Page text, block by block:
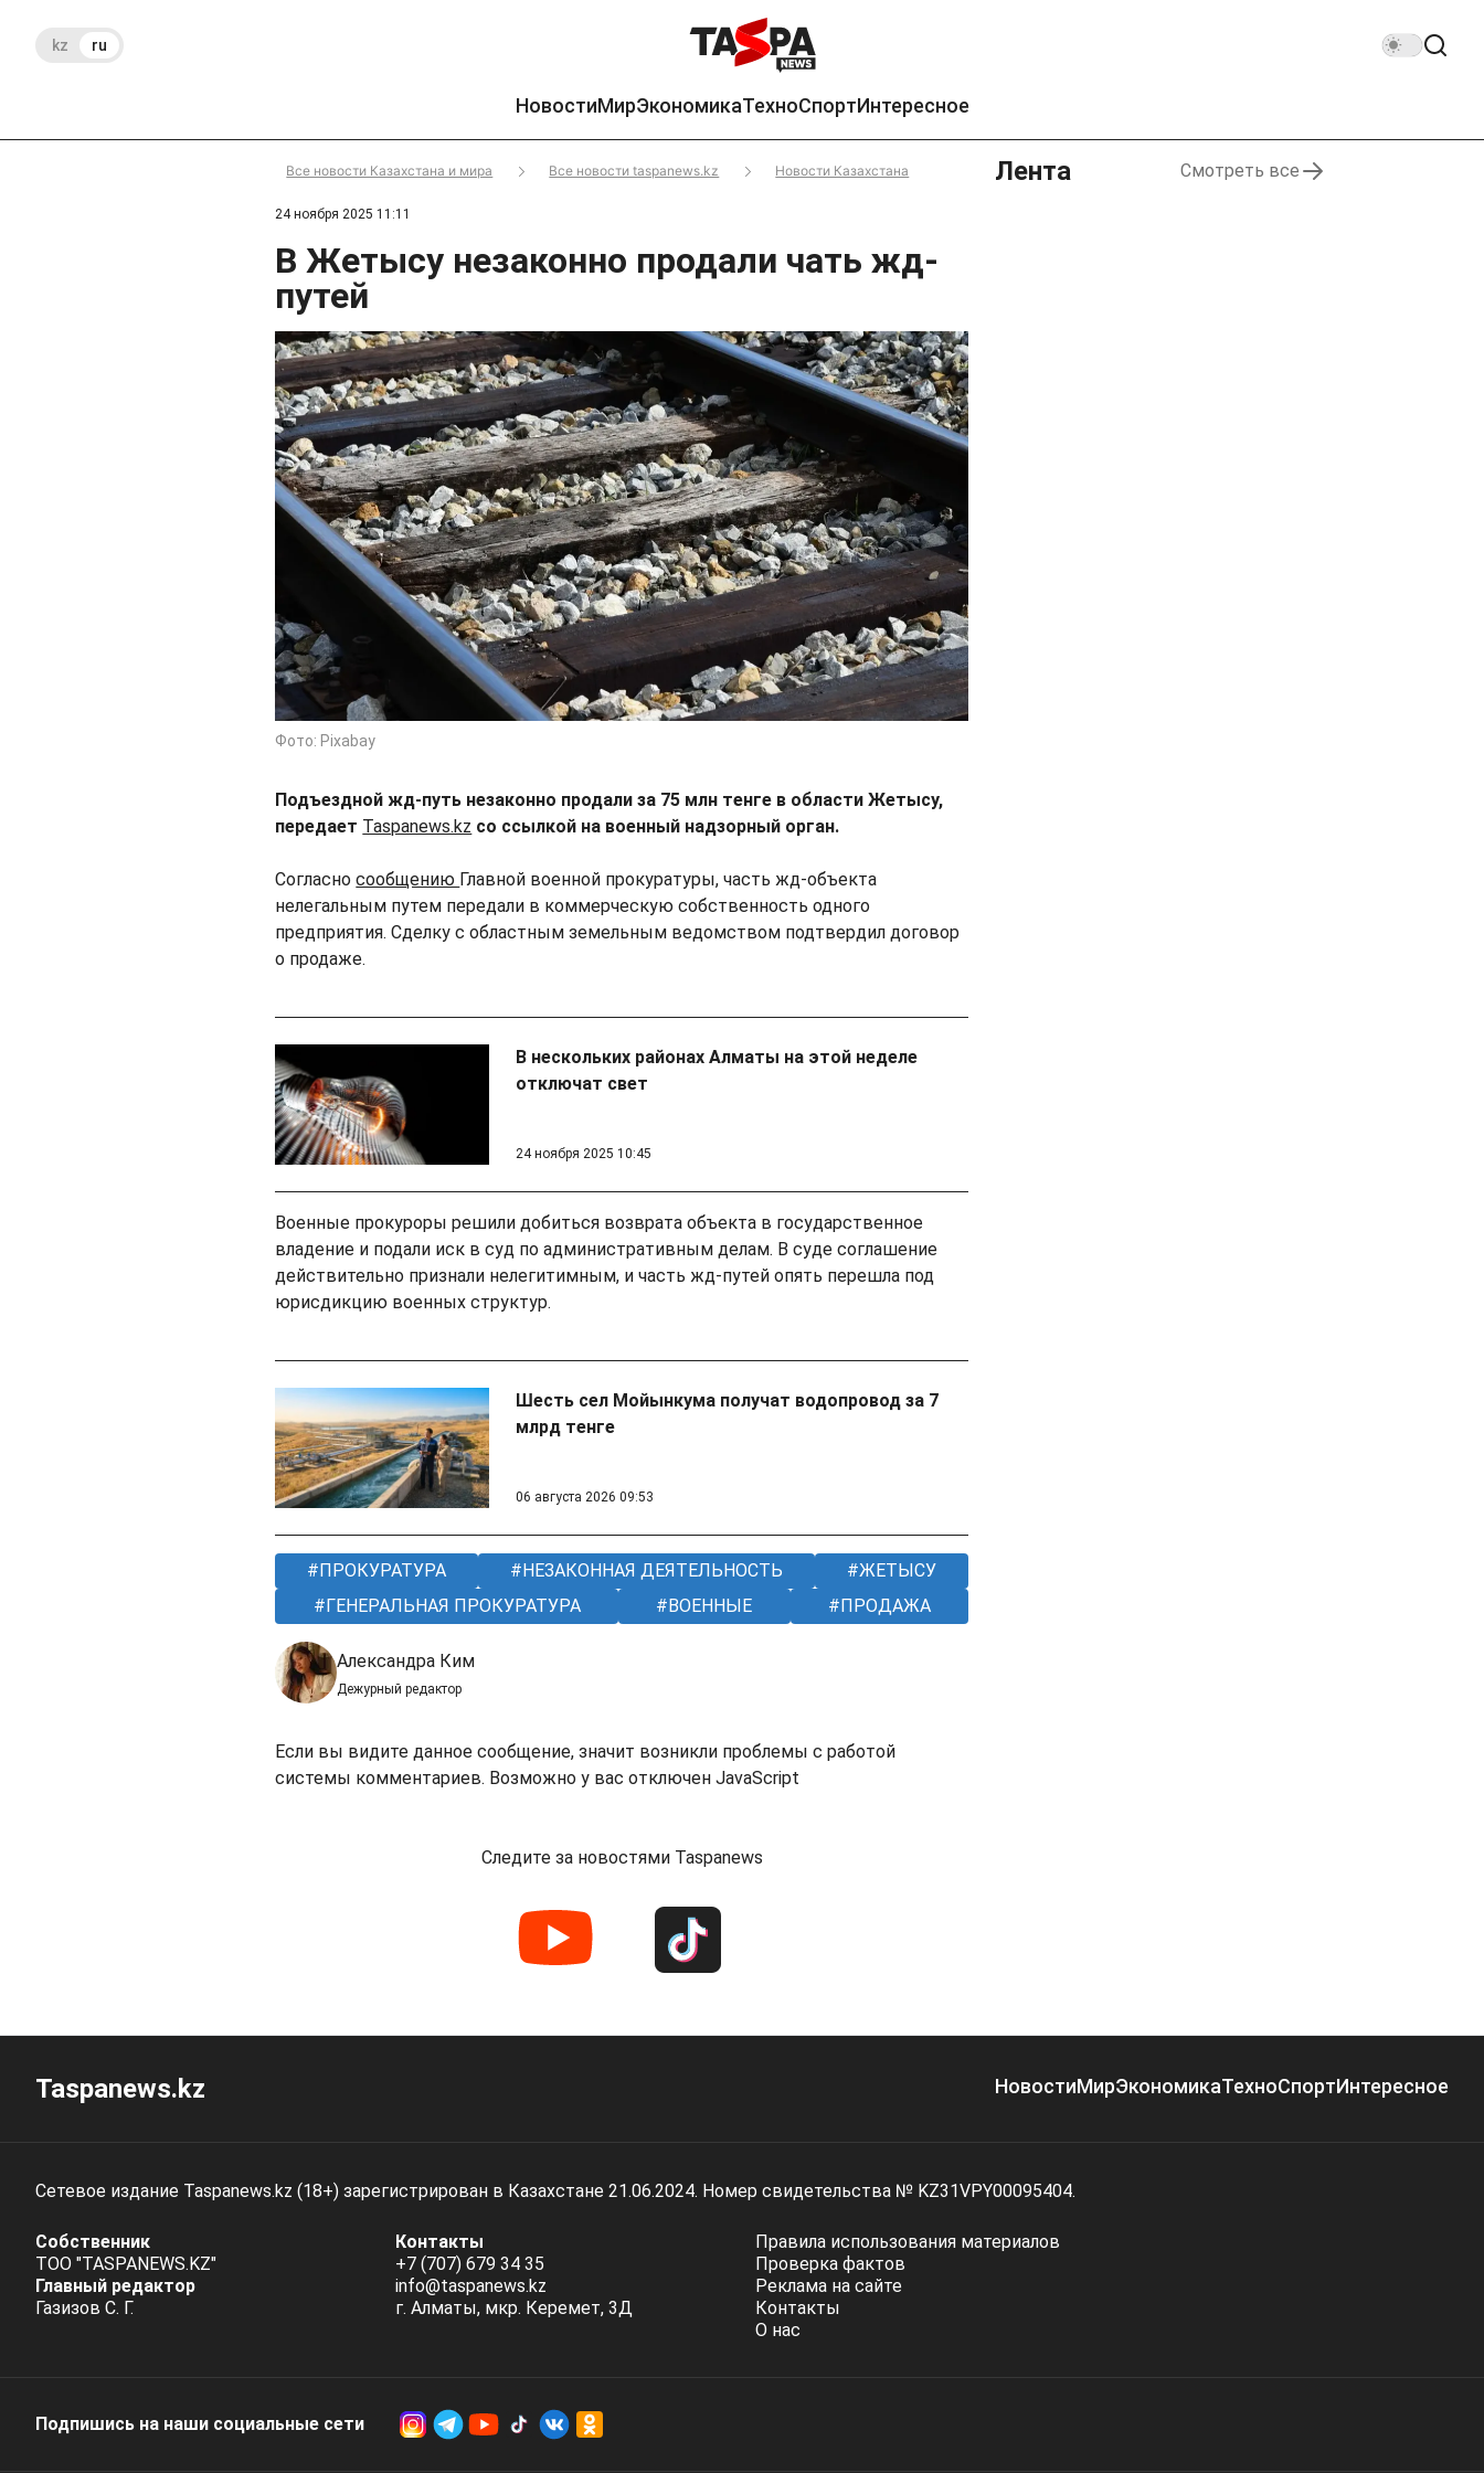
kz ru
НовостиМирЭкономикаТехноСпортИнтересное
Все новости Казахстана и мира Все новости taspanews.kz Новости Казахстана
24 ноября 2025 11:11
В Жетысу незаконно продали чать жд-
путей
Фото: Pixabay
Подъездной жд-путь незаконно продали за 75 млн тенге в области Жетысу,
передает Taspanews.kz со ссылкой на военный надзорный орган.
Согласносообщению Главной военной прокуратуры, часть жд-объекта
нелегальным путем передали в коммерческую собственность одного
предприятия. Сделку с областным земельным ведомством подтвердил договор
о продаже.
В нескольких районах Алматы на этой неделе
отключат свет
24 ноября 2025 10:45
Военные прокуроры решили добиться возврата объекта в государственное
владение и подали иск в суд по административным делам. В суде соглашение
действительно признали нелегитимным, и часть жд-путей опять перешла под
юрисдикцию военных структур.
Шесть сел Мойынкума получат водопровод за 7
млрд тенге
06 августа 2026 09:53
ПРОКУРАТУРА НЕЗАКОННАЯ ДЕЯТЕЛЬНОСТЬ
ЖЕТЫСУ
ГЕНЕРАЛЬНАЯ ПРОКУРАТУРА
ВОЕННЫЕ ПРОДАЖА
Александра Ким
Дежурный редактор
Если вы видите данное сообщение, значит возникли проблемы с работой
системы комментариев. Возможно у вас отключен JavaScript
Следите за новостями Taspanews
Лента Смотреть все
Taspanews.kz НовостиМирЭкономикаТехноСпортИнтересное
Сетевое издание Taspanews.kz (18+) зарегистрирован в Казахстане 21.06.2024. Номер свидетельства № KZ31VPY00095404.
Собственник
ТОО "TASPANEWS.KZ"
Главный редактор
Газизов С. Г.
Контакты
+7 (707) 679 34 35
info@taspanews.kz
г. Алматы, мкр. Керемет, 3Д
Правила использования материалов
Проверка фактов
Реклама на сайте
Контакты
О нас
Подпишись на наши социальные cети